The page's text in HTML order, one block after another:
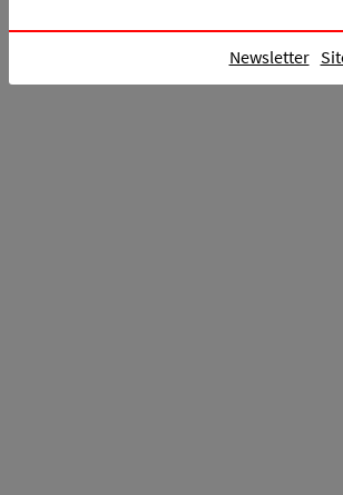
Newsletter